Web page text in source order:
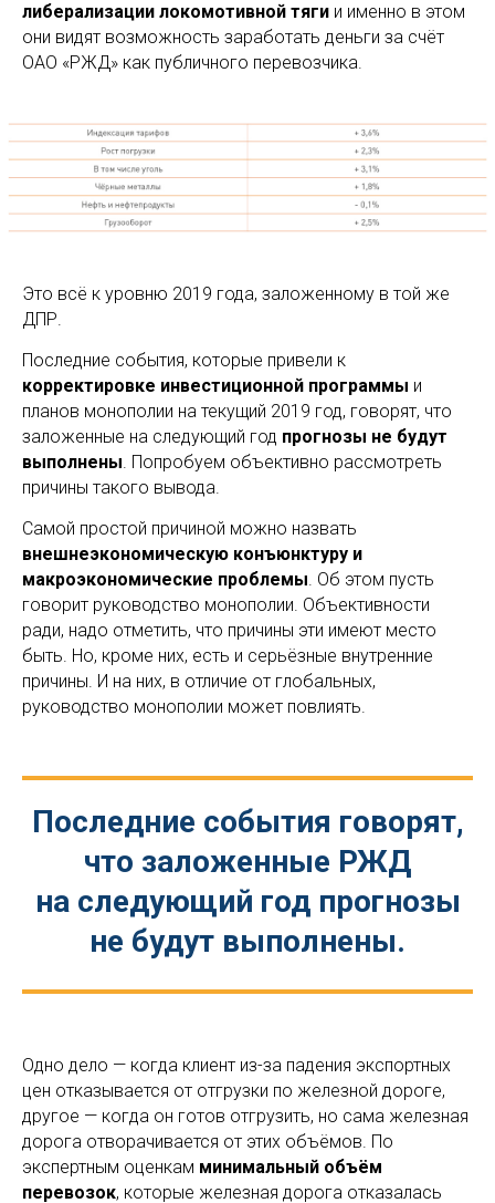
либерализации локомотивной тяги и именно в этом
они видят возможность заработать деньги за счёт
ОАО «РЖД» как публичного перевозчика.
Это всё к уровню 2019 года, заложенному в той же
ДПР.
Последние события, которые привели к
корректировке инвестиционной программы и
планов монополии на текущий 2019 год, говорят, что
заложенные на следующий год прогнозы не будут
выполнены. Попробуем объективно рассмотреть
причины такого вывода.
Самой простой причиной можно назвать
внешнеэкономическую конъюнктуру и
макроэкономические проблемы. Об этом пусть
говорит руководство монополии. Объективности
ради, надо отметить, что причины эти имеют место
быть. Но, кроме них, есть и серьёзные внутренние
причины. И на них, в отличие от глобальных,
руководство монополии может повлиять.
Последние события говорят,
что заложенные РЖД
на следующий год прогнозы
не будут выполнены.
Одно дело — когда клиент из-за падения экспортных
цен отказывается от отгрузки по железной дороге,
другое — когда он готов отгрузить, но сама железная
дорога отворачивается от этих объёмов. По
экспертным оценкам минимальный объём
перевозок, которые железная дорога отказалась